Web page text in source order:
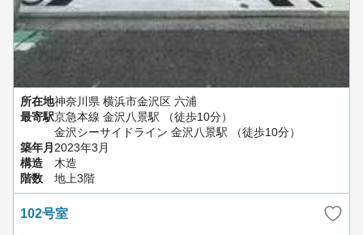
所在地神奈川県 横浜市金沢区 六浦
最寄駅京急本線 金沢八景駅 （徒歩10分）
金沢シーサイドライン 金沢八景駅 （徒歩10分）
築年月 2023年3月
構造
木造
階数
地上3階
102号室